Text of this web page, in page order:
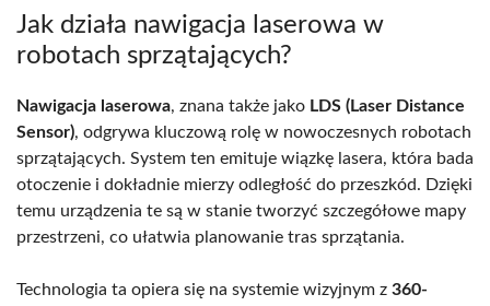
Jak działa nawigacja laserowa w
robotach sprzątających?
Nawigacja laserowa, znana także jako LDS (Laser Distance
Sensor), odgrywa kluczową rolę w nowoczesnych robotach
sprzątających. System ten emituje wiązkę lasera, która bada
otoczenie i dokładnie mierzy odległość do przeszkód. Dzięki
temu urządzenia te są w stanie tworzyć szczegółowe mapy
przestrzeni, co ułatwia planowanie tras sprzątania.
Technologia ta opiera się na systemie wizyjnym z 360-